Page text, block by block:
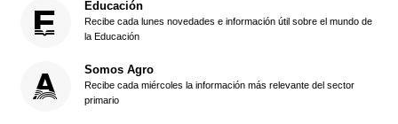
Educación
Recibe cada lunes novedades e información útil sobre el mundo de
la Educación
Somos Agro
Recibe cada miércoles la información más relevante del sector
primario